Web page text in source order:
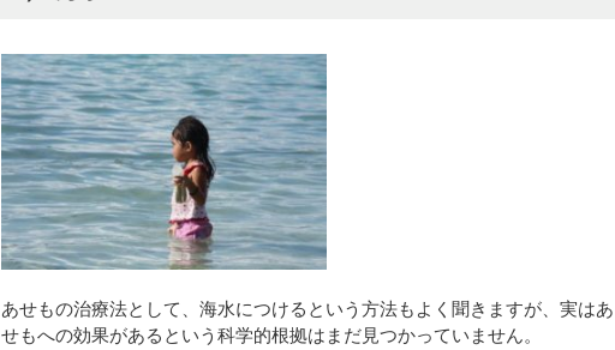
あせもの治療法として、海水につけるという方法もよく聞きますが、実はあ
せもへの効果があるという科学的根拠はまだ見つかっていません。